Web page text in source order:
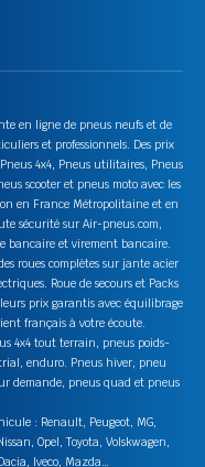
en ligne de pneus neufs et de
et professionnels. Des prix
4x4, Pneus utilitaires, Pneus
scooter et pneus moto avec les
en France Métropolitaine et en
sécurité sur Air-pneus.com,
bancaire et virement bancaire.
roues complètes sur jante acier
Roue de secours et Packs
prix garantis avec équilibrage
français à votre écoute.
4x4 tout terrain, pneus poids-
enduro. Pneus hiver, pneu
demande, pneus quad et pneus
: Renault, Peugeot, MG,
Opel, Toyota, Volskwagen,
Iveco, Mazda…